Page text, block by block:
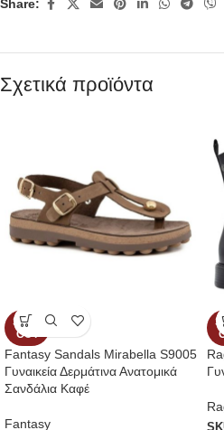
Share:
Σχετικά προϊόντα
SOLD
OUT
Fantasy Sandals Mirabella S9005
Γυναικεία Δερμάτινα Ανατομικά
Σανδάλια Καφέ
Fantasy